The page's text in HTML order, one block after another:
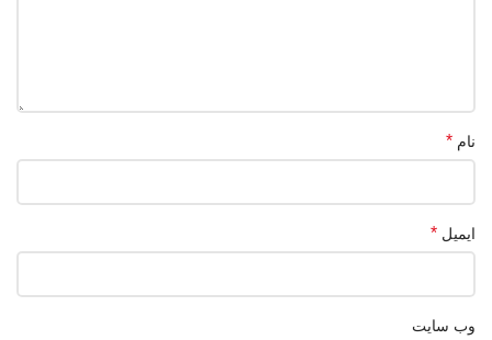
نام *
ایمیل *
وب‌ سایت